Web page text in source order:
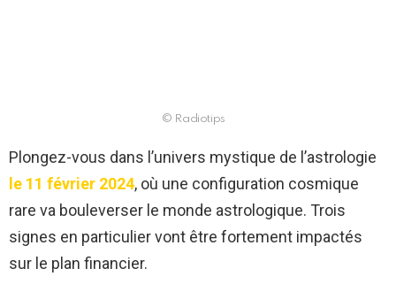
© Radiotips
Plongez-vous dans l’univers mystique de l’astrologie
le 11 février 2024, où une configuration cosmique
rare va bouleverser le monde astrologique. Trois
signes en particulier vont être fortement impactés
sur le plan financier.